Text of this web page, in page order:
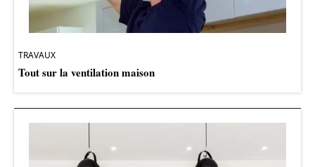
TRAVAUX
Tout sur la ventilation maison